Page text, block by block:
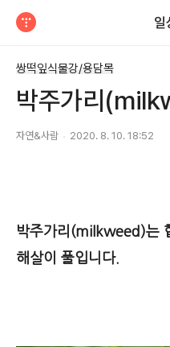
일
쌍떡잎식물강/용담목
박주가리
자연&사람 2020. 8. 10. 18:52
박주가리(milkweed)는
해살이 풀입니다.